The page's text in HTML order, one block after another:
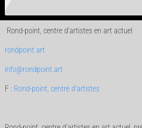
Rond-point, centre d’artistes en art actuel
rondpoint.art
info@rondpoint.art
F : Rond-point, centre d’artistes